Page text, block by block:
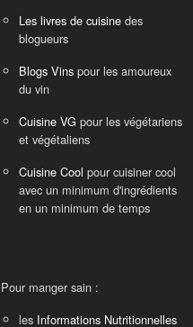
Les livres de cuisine des
blogueurs
Blogs Vins pour les amoureux
du vin
Cuisine VG pour les végétariens
et végétaliens
Cuisine Cool pour cuisiner cool
avec un minimum d'ingrédients
en un minimum de temps
Pour manger sain :
les Informations Nutritionnelles